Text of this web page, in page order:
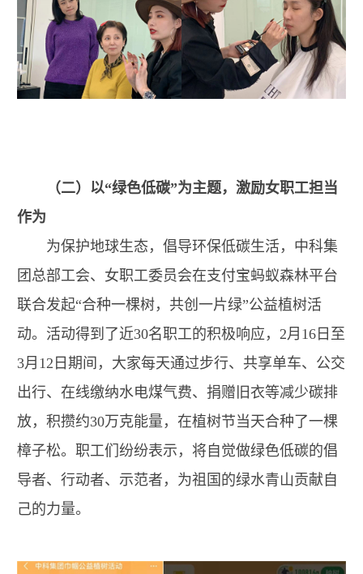
（二）以“绿色低碳”为主题，激励女职工担当
作为
为保护地球生态，倡导环保低碳生活，中科集
团总部工会、女职工委员会在支付宝蚂蚁森林平台
联合发起“合种一棵树，共创一片绿”公益植树活
动。活动得到了近30名职工的积极响应，2月16日至
3月12日期间，大家每天通过步行、共享单车、公交
出行、在线缴纳水电煤气费、捐赠旧衣等减少碳排
放，积攒约30万克能量，在植树节当天合种了一棵
樟子松。职工们纷纷表示，将自觉做绿色低碳的倡
导者、行动者、示范者，为祖国的绿水青山贡献自
己的力量。